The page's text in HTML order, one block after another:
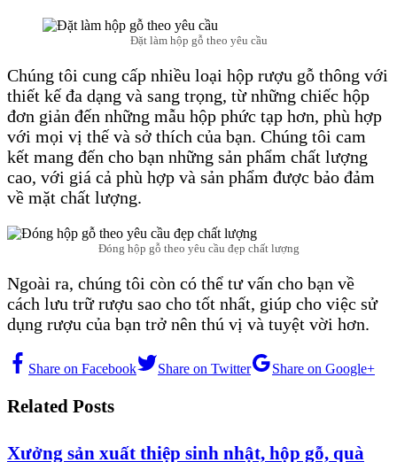
Đặt làm hộp gỗ theo yêu cầu
Chúng tôi cung cấp nhiều loại hộp rượu gỗ thông với
thiết kế đa dạng và sang trọng, từ những chiếc hộp
đơn giản đến những mẫu hộp phức tạp hơn, phù hợp
với mọi vị thế và sở thích của bạn. Chúng tôi cam
kết mang đến cho bạn những sản phẩm chất lượng
cao, với giá cả phù hợp và sản phẩm được bảo đảm
về mặt chất lượng.
Đóng hộp gỗ theo yêu cầu đẹp chất lượng
Ngoài ra, chúng tôi còn có thể tư vấn cho bạn về
cách lưu trữ rượu sao cho tốt nhất, giúp cho việc sử
dụng rượu của bạn trở nên thú vị và tuyệt vời hơn.
Share on Facebook Share on Twitter Share on Google+
Related Posts
Xưởng sản xuất thiệp sinh nhật, hộp gỗ, quà